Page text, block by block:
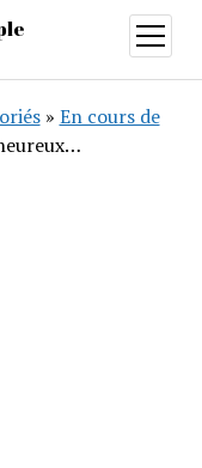
ouvrir
menu
» En cours de